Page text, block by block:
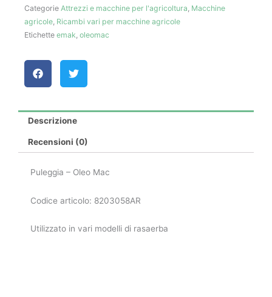
Categorie Attrezzi e macchine per l'agricoltura Macchine
agricole Ricambi vari per macchine agricole
Etichette emak oleomac
Descrizione
Recensioni (0)
Puleggia – Oleo Mac
Codice articolo: 8203058AR
Utilizzato in vari modelli di rasaerba